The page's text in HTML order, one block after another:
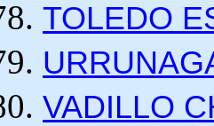
TOLEDO
VADILLO